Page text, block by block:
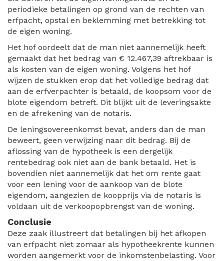
periodieke betalingen op grond van de rechten van
erfpacht, opstal en beklemming met betrekking tot
de eigen woning.
Het hof oordeelt dat de man niet aannemelijk heeft
gemaakt dat het bedrag van € 12.467,39 aftrekbaar is
als kosten van de eigen woning. Volgens het hof
wijzen de stukken erop dat het volledige bedrag dat
aan de erfverpachter is betaald, de koopsom voor de
blote eigendom betreft. Dit blijkt uit de leveringsakte
en de afrekening van de notaris.
De leningsovereenkomst bevat, anders dan de man
beweert, geen verwijzing naar dit bedrag. Bij de
aflossing van de hypotheek is een dergelijk
rentebedrag ook niet aan de bank betaald. Het is
bovendien niet aannemelijk dat het om rente gaat
voor een lening voor de aankoop van de blote
eigendom, aangezien de koopprijs via de notaris is
voldaan uit de verkoopopbrengst van de woning.
Conclusie
Deze zaak illustreert dat betalingen bij het afkopen
van erfpacht niet zomaar als hypotheekrente kunnen
worden aangemerkt voor de inkomstenbelasting. Voor